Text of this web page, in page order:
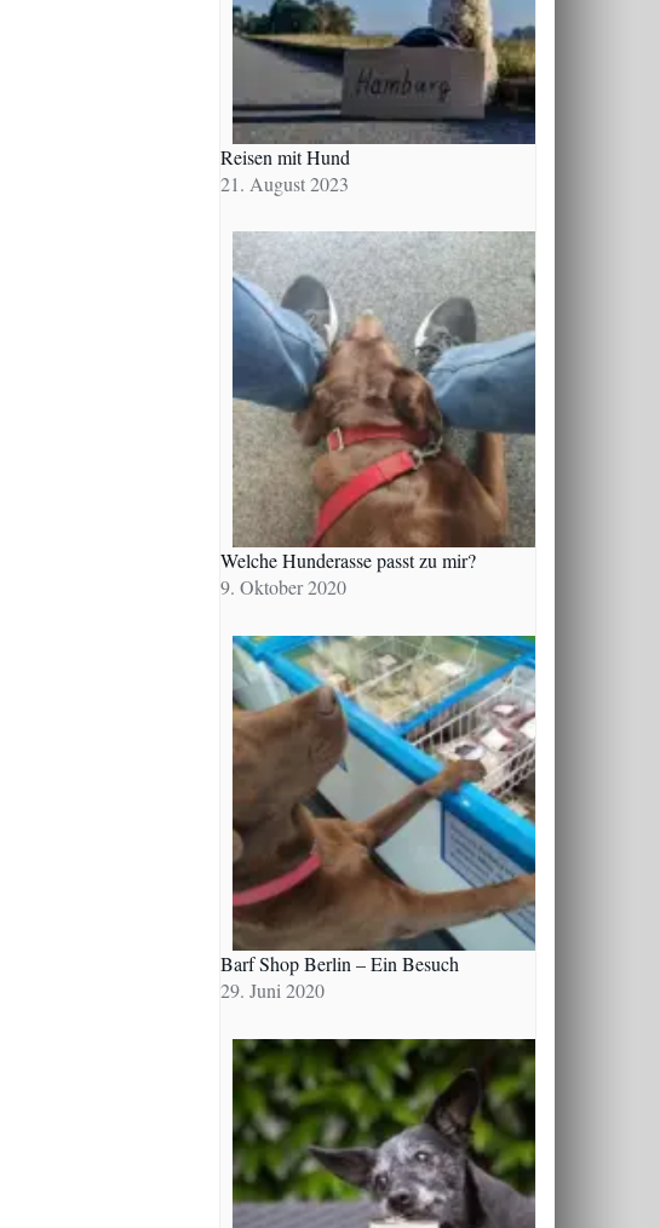
Reisen mit Hund
21. August 2023
Welche Hunderasse passt zu mir?
9. Oktober 2020
Barf Shop Berlin – Ein Besuch
29. Juni 2020